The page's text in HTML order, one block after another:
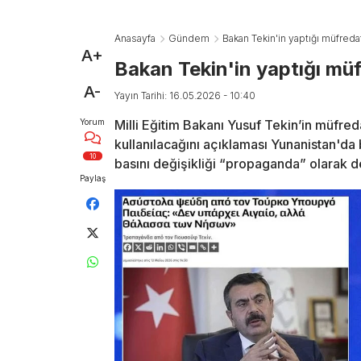
A+
A-
Yorum
10
Paylaş
Anasayfa Gündem Bakan Tekin'in yaptığı
Bakan Tekin'in yaptığı
Yayın Tarihi: 16.05.2026 - 10:40
Milli Eğitim Bakanı Yusuf Tekin’in
kullanılacağını açıklaması
basını değişikliği “propaganda” olarak